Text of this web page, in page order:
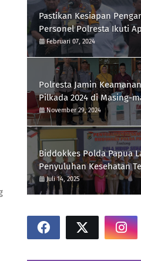
Pastikan Kesiapan
Personel Polresta Ikuti
Pasukan Hari Ini
Februari 07, 2024
Polresta Jamin
Pilkada 2024 di Masing-
November 29, 2024
Biddokkes Polda Papua
Penyuluhan Kesehatan
Hidup Sehat Di Polres
Juli 14, 2025